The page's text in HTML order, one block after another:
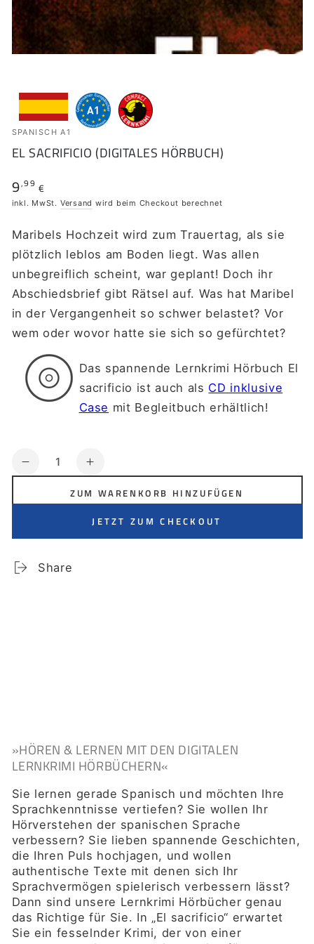
SPANISCH A1
EL SACRIFICIO (DIGITALES HÖRBUCH)
Regulärer
Preis
9,99 €
inkl. MwSt. Versand wird beim Checkout berechnet
Maribels Hochzeit wird zum Trauertag, als sie
plötzlich leblos am Boden liegt. Was allen
unbegreiflich scheint, war geplant! Doch ihr
Abschiedsbrief gibt Rätsel auf. Was hat Maribel
in der Vergangenheit so schwer belastet? Vor
wem oder wovor hatte sie sich so gefürchtet?
Das spannende Lernkrimi Hörbuch El
sacrificio ist auch als CD inklusive
Case mit Begleitbuch erhältlich!
Verringere
Menge
(digitales
Erhöhe
Menge
für
ZUM WARENKORB HINZUFÜGEN
JETZT ZUM CHECKOUT
Share
»HÖREN & LERNEN MIT DEN DIGITALEN
LERNKRIMI HÖRBÜCHERN«
Sie lernen gerade Spanisch und möchten Ihre
Sprachkenntnisse vertiefen? Sie wollen Ihr
Hörverstehen der spanischen Sprache
verbessern? Sie lieben spannende Geschichten,
die Ihren Puls hochjagen, und wollen
authentische Texte mit denen sich Ihr
Sprachvermögen spielerisch verbessern lässt?
Dann sind unsere Lernkrimi Hörbücher genau
das Richtige für Sie. In „El sacrificio“ erwartet
Sie ein fesselnder Krimi, der von einer